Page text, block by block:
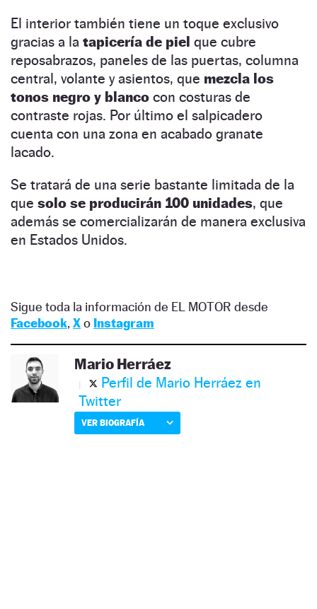
El interior también tiene un toque exclusivo
gracias a la tapicería de piel que cubre
reposabrazos, paneles de las puertas, columna
central, volante y asientos, que mezcla los
tonos negro y blanco con costuras de
contraste rojas. Por último el salpicadero
cuenta con una zona en acabado granate
lacado.
Se tratará de una serie bastante limitada de la
que solo se producirán 100 unidades, que
además se comercializarán de manera exclusiva
en Estados Unidos.
Sigue toda la información de EL MOTOR desde
Facebook, Xo Instagram
Mario Herráez
Perfil de Mario Herráez en
Twitter
VER BIOGRAFÍA